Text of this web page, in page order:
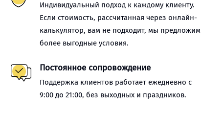
Индивидуальный подход к каждому клиенту.
Если стоимость, рассчитанная через онлайн-
калькулятор, вам не подходит, мы предложим
более выгодные условия.
Постоянное сопровождение
Поддержка клиентов работает ежедневно с
9:00 до 21:00, без выходных и праздников.